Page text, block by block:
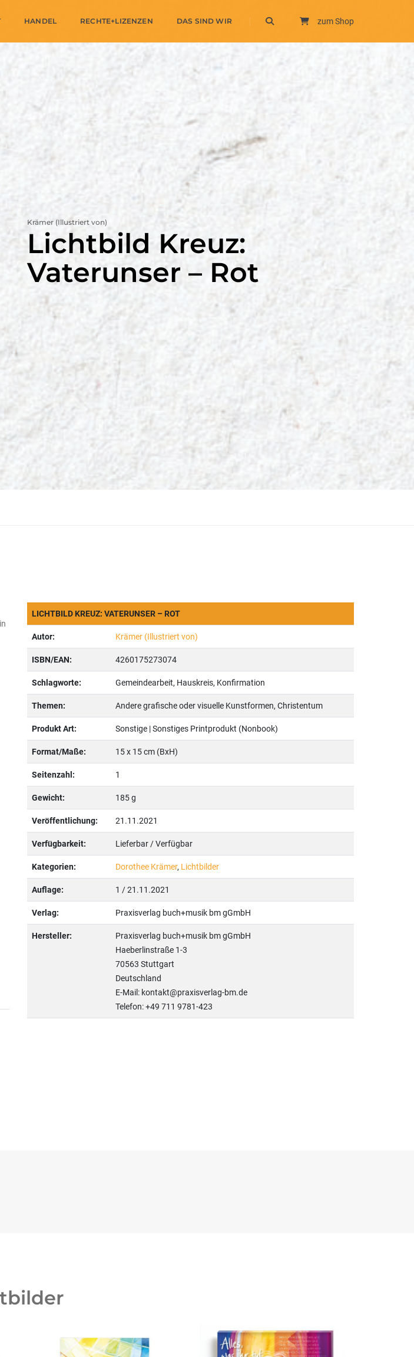
HANDEL RECHTE+LIZENZEN DAS SIND WIR zum Shop
Krämer (Illustriert von)
Lichtbild Kreuz:
Vaterunser – Rot
LICHTBILD KREUZ: VATERUNSER – ROT
Autor: Krämer (Illustriert von)
ISBN/EAN: 4260175273074
Schlagworte: Gemeindearbeit, Hauskreis, Konfirmation
Themen: Andere grafische oder visuelle Kunstformen, Christentum
Produkt Art: Sonstige | Sonstiges Printprodukt (Nonbook)
Format/Maße: 15 x 15 cm (BxH)
Seitenzahl: 1
Gewicht: 185 g
Veröffentlichung: 21.11.2021
Verfügbarkeit: Lieferbar / Verfügbar
Kategorien: Dorothee Krämer, Lichtbilder
Auflage: 1 / 21.11.2021
Verlag: Praxisverlag buch+musik bm gGmbH
Hersteller:
Praxisverlag buch+musik bm gGmbH
Haeberlinstraße 1-3
70563 Stuttgart
Deutschland
E-Mail: kontakt@praxisverlag-bm.de
Telefon: +49 711 9781-423